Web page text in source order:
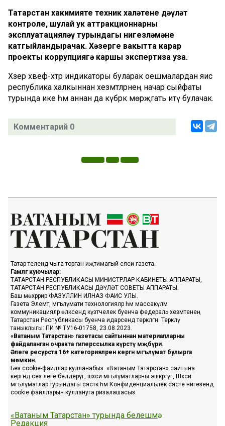
Татарстан хакимияте техник халәтенең дәүләт
контроле, шулай ук аттракционнарны
эксплуатацияләү турындагы нигезләмәне
катгыйландырачак. Хәзерге вакытта карар
проекты коррупциягә каршы экспертиза уза.
Хәзер хәвеф-хәтәр индикаторы буларак оешмалардан яисә
республика халкыннан хезмәтләрнең начар сыйфаты
турында ике һәм аннан да күбрәк мөрәҗәгать итү булачак.
Комментарий 0
Татар телендә чыга торган иҗтимагый-сәяси газета.
Гамәлгә куючылар:
ТАТАРСТАН РЕСПУБЛИКАСЫ МИНИСТРЛАР КАБИНЕТЫ АППАРАТЫ,
ТАТАРСТАН РЕСПУБЛИКАСЫ ДӘҮЛӘТ СОВЕТЫ АППАРАТЫ.
Баш мөхәррир ФАЗУЛЛИН ИЛНАЗ ФАИС УЛЫ.
Газета Элемтә, мәгълүмати технологияләр һәм массакүләм
коммуникацияләр өлкәсендә күзәтчелек буенча федераль хезмәтенең
Татарстан Республикасы буенча идарәсендә теркәлгән. Теркәлү
таныклыгы: ПИ № ТУ16-01758, 23.08.2023.
«Ватаным Татарстан» газетасы сайтыннан материалларны
файдаланган очракта гиперссылка күрсәтү мәҗбүри.
Әлеге ресурста 16+ категорияләренә кергән мәгълүмат булырга
мөмкин.
Без cookie-файллар кулланабыз. «Ватаным Татарстан» сайтына
кергәндә сез әлеге белдерүгә, шәхси мәгълүматларны эшкәртүгә, Шәхси
мәгълүматлар турындагы сәясәткә һәм Конфиденциальлек сәясәте нигезендә
cookie файлларын куллануга ризалашасыз.
«Ватаным Татарстан» турында белешмә
Редакция